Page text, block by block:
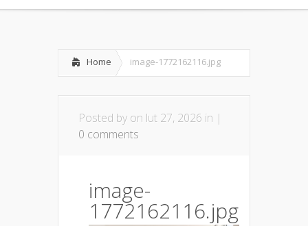
Home image-1772162116.jpg
Posted by on lut 27, 2026 in |
0 comments
image-
1772162116.jpg